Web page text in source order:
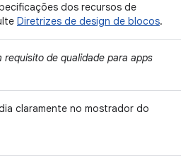
dos recursos de
Diretrizes de design de blocos.
requisito de qualidade para apps
claramente no mostrador do